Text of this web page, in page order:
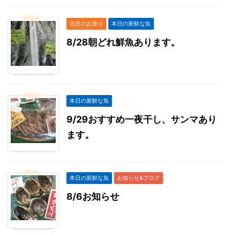
当日のお造り 本日の新鮮な魚
8/28朝どれ鮮魚あります。
本日の新鮮な魚
9/29おすすめ一夜干し、サンマあり
ます。
本日の新鮮な魚 お知らせ&ブログ
8/6お知らせ